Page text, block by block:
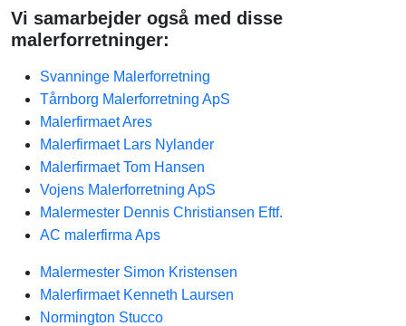
Vi samarbejder også med disse
malerforretninger:
Svanninge Malerforretning
Tårnborg Malerforretning ApS
Malerfirmaet Ares
Malerfirmaet Lars Nylander
Malerfirmaet Tom Hansen
Vojens Malerforretning ApS
Malermester Dennis Christiansen Eftf.
AC malerfirma Aps
Malermester Simon Kristensen
Malerfirmaet Kenneth Laursen
Normington Stucco